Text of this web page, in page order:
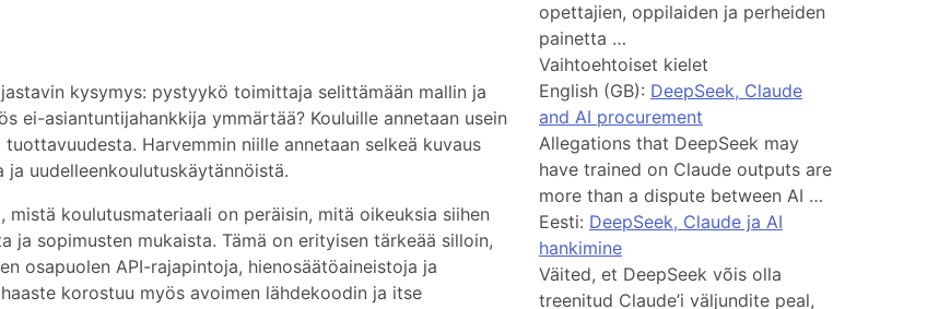
kysymys: pystyykö toimittaja selittämään mallin ja
ei-asiantuntijahankkija ymmärtää? Kouluille annetaan usein
Harvemmin niille annetaan selkeä kuvaus
uudelleenkoulutuskäytännöistä.
koulutusmateriaali on peräisin, mitä oikeuksia siihen
sopimusten mukaista. Tämä on erityisen tärkeää silloin,
osapuolen API-rajapintoja, hienosäätöaineistoja ja
korostuu myös avoimen lähdekoodin ja itse
opettajien, oppilaiden ja perheiden
painetta …
Vaihtoehtoiset kielet
English (GB): DeepSeek, Claude
and AI procurement
Allegations that DeepSeek may
have trained on Claude outputs are
more than a dispute between AI …
Eesti: DeepSeek, Claude ja AI
hankimine
Väited, et DeepSeek võis olla
treenitud Claude’i väljundite peal,